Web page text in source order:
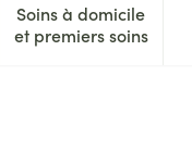
enfantsVitalité 50+
menu pour la
Soins à domicile
et premiers soins
Afficher le